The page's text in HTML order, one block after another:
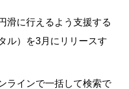
滑に行えるよう支援する
ル）を3月にリリースす
ラインで一括して検索で